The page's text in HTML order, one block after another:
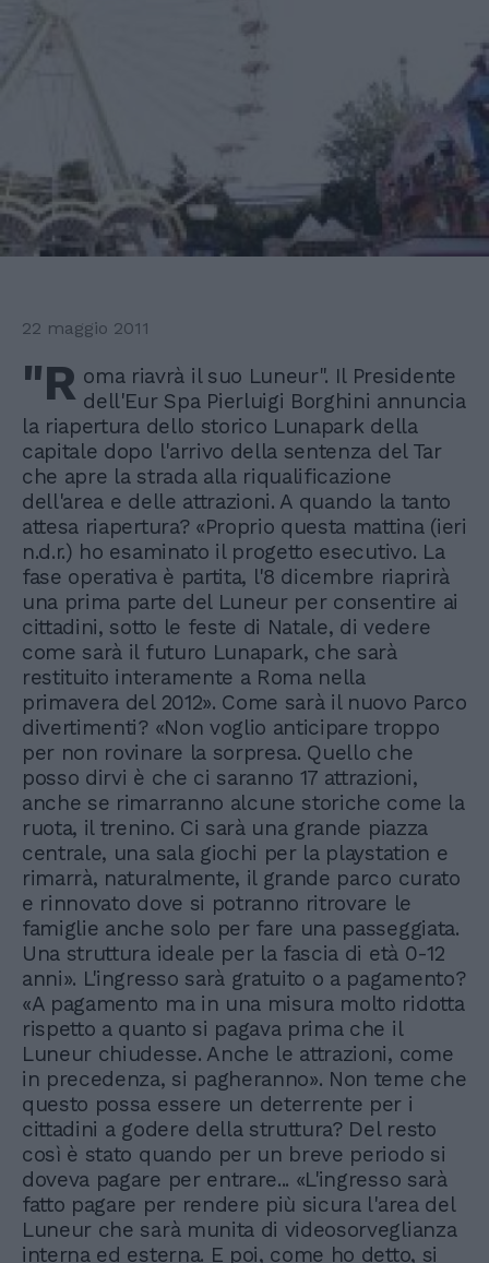
22 maggio 2011
"R oma riavrà il suo Luneur". Il Presidente
dell'Eur Spa Pierluigi Borghini annuncia
la riapertura dello storico Lunapark della
capitale dopo l'arrivo della sentenza del Tar
che apre la strada alla riqualificazione
dell'area e delle attrazioni. A quando la tanto
attesa riapertura? «Proprio questa mattina (ieri
n.d.r.) ho esaminato il progetto esecutivo. La
fase operativa è partita, l'8 dicembre riaprirà
una prima parte del Luneur per consentire ai
cittadini, sotto le feste di Natale, di vedere
come sarà il futuro Lunapark, che sarà
restituito interamente a Roma nella
primavera del 2012». Come sarà il nuovo Parco
divertimenti? «Non voglio anticipare troppo
per non rovinare la sorpresa. Quello che
posso dirvi è che ci saranno 17 attrazioni,
anche se rimarranno alcune storiche come la
ruota, il trenino. Ci sarà una grande piazza
centrale, una sala giochi per la playstation e
rimarrà, naturalmente, il grande parco curato
e rinnovato dove si potranno ritrovare le
famiglie anche solo per fare una passeggiata.
Una struttura ideale per la fascia di età 0-12
anni». L'ingresso sarà gratuito o a pagamento?
«A pagamento ma in una misura molto ridotta
rispetto a quanto si pagava prima che il
Luneur chiudesse. Anche le attrazioni, come
in precedenza, si pagheranno». Non teme che
questo possa essere un deterrente per i
cittadini a godere della struttura? Del resto
così è stato quando per un breve periodo si
doveva pagare per entrare... «L'ingresso sarà
fatto pagare per rendere più sicura l'area del
Luneur che sarà munita di videosorveglianza
interna ed esterna. E poi, come ho detto, si